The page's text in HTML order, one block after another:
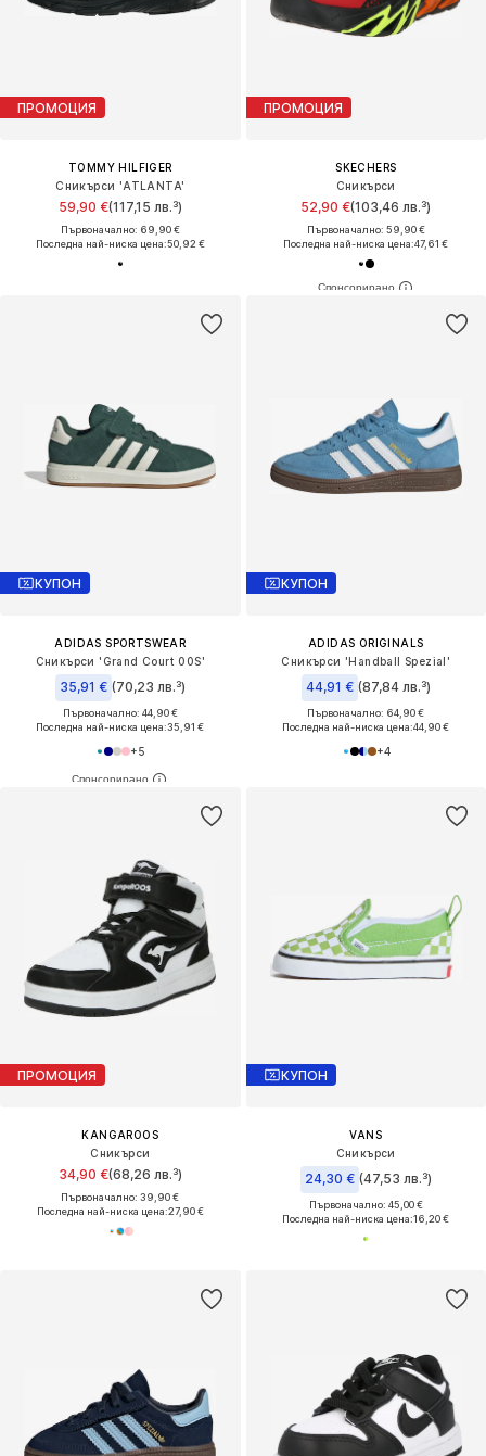
ПРОМОЦИЯ
TOMMY HILFIGER
Сникърси 'ATLANTA'
59,90 €(117,15 лв.³)
Първоначално: 69,90 €
Последна най-ниска цена:50,92 €
ПРОМОЦИЯ
SKECHERS
Сникърси
52,90 €(103,46 лв.³)
Първоначално: 59,90 €
Последна най-ниска цена:47,61 €
КУПОН
ADIDAS SPORTSWEAR
Сникърси 'Grand Court 00S'
35,91 € (70,23 лв.³)
Първоначално: 44,90 €
Последна най-ниска цена:35,91 €
+5
КУПОН
ADIDAS ORIGINALS
Сникърси 'Handball Spezial'
44,91 € (87,84 лв.³)
Първоначално: 64,90 €
Последна най-ниска цена:44,90 €
+4
ПРОМОЦИЯ
KANGAROOS
Сникърси
34,90 €(68,26 лв.³)
Първоначално: 39,90 €
Последна най-ниска цена:27,90 €
КУПОН
VANS
Сникърси
24,30 € (47,53 лв.³)
Първоначално: 45,00 €
Последна най-ниска цена:16,20 €